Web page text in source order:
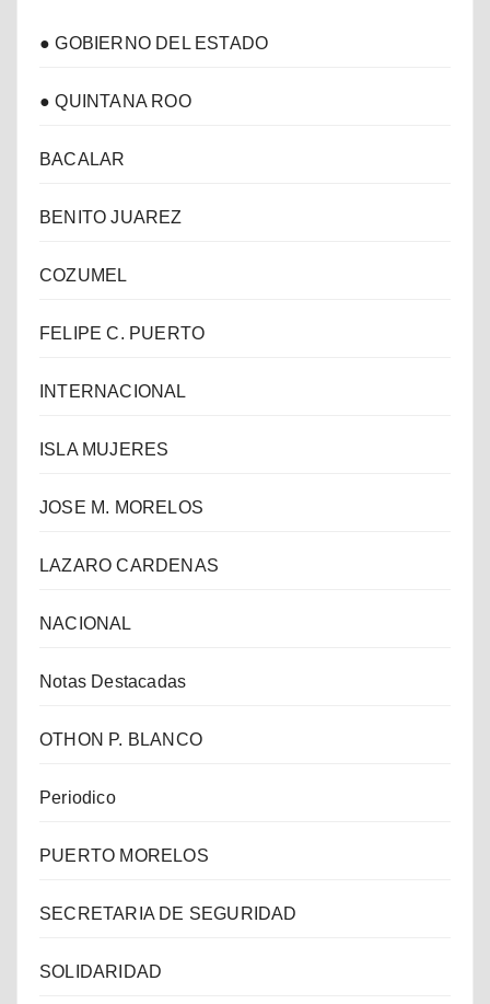
● GOBIERNO DEL ESTADO
● QUINTANA ROO
BACALAR
BENITO JUAREZ
COZUMEL
FELIPE C. PUERTO
INTERNACIONAL
ISLA MUJERES
JOSE M. MORELOS
LAZARO CARDENAS
NACIONAL
Notas Destacadas
OTHON P. BLANCO
Periodico
PUERTO MORELOS
SECRETARIA DE SEGURIDAD
SOLIDARIDAD